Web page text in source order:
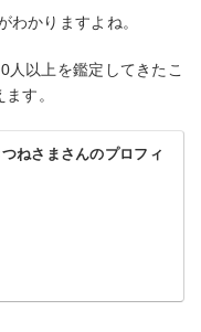
わかりますよね。
人以上を鑑定してきたこ
す。
ねさまさんのプロフィ